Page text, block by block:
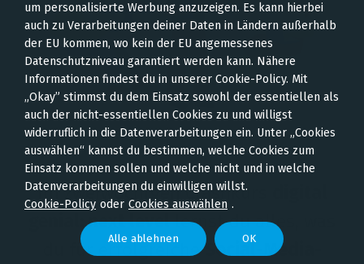
Im zweiwöchigen Crashkurs
genial: next levellernst du alles, was
du für erfolgreicheSocial-Media-
um personalisierte Werbung anzuzeigen. Es kann hierbei
auch zu Verarbeitungen deiner Daten in Ländern außerhalb
der EU kommen, wo kein der EU angemessenes
Datenschutzniveau garantiert werden kann. Nähere
Informationen findest du in unserer Cookie-Policy. Mit
„Okay” stimmst du dem Einsatz sowohl der essentiellen als
auch der nicht-essentiellen Cookies zu und willigst
widerruflich in die Datenverarbeitungen ein. Unter „Cookies
auswählen“ kannst du bestimmen, welche Cookies zum
Einsatz kommen sollen und welche nicht und in welche
Datenverarbeitungen du einwilligen willst.
Cookie-Policy oder Cookies auswählen .
Alle ablehnen OK